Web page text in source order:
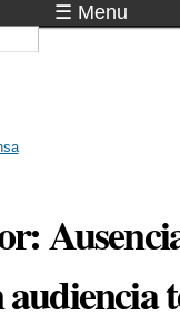
☰ Menu
audiencia